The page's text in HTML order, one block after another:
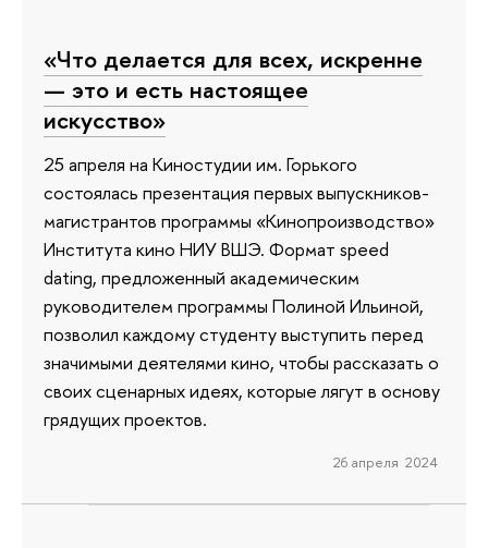
«Что делается для всех, искренне
— это и есть настоящее
искусство»
25 апреля на Киностудии им. Горького
состоялась презентация первых выпускников-
магистрантов программы «Кинопроизводство»
Института кино НИУ ВШЭ. Формат speed
dating, предложенный академическим
руководителем программы Полиной Ильиной,
позволил каждому студенту выступить перед
значимыми деятелями кино, чтобы рассказать о
своих сценарных идеях, которые лягут в основу
грядущих проектов.
26 апреля 2024